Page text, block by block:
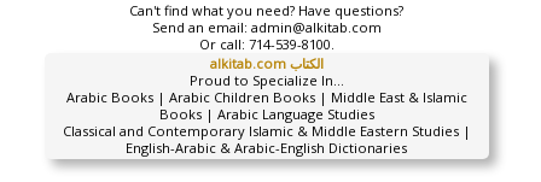
Can't find what you need? Have questions?
Send an email: admin@alkitab.com
Or call: 714-539-8100.
alkitab.com الكتاب
Proud to Specialize In...
Arabic Books | Arabic Children Books | Middle East & Islamic
Books | Arabic Language Studies
Classical and Contemporary Islamic & Middle Eastern Studies |
English-Arabic & Arabic-English Dictionaries